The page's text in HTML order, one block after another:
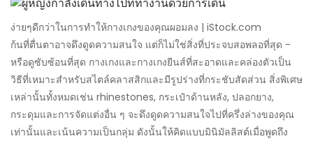
ง่ายๆดีกว่าในการทำให้กางเกงของคุณผอมลง | iStock.com
ก้นที่ตื่นตาอาจดึงดูดความสนใจ แต่ก็ไม่ใช่สิ่งที่ประจบสอพลอที่สุด -
หรือดูซับซ้อนที่สุด กางเกงและกางเกงยีนส์ที่สะอาดและคล่องตัวเป็น
วิธีที่เหมาะสำหรับสไตล์คลาสสิกและมีรูปร่างที่กระชับสัดส่วน สิ่งพิเศษ
เหล่านั้นทั้งหมดเช่น rhinestones, กระเป๋าด้านหลัง, ปลอกยาง,
กระดุมและการจัดแต่งอื่น ๆ จะดึงดูดความสนใจไปที่ครึ่งล่างของคุณ
เท่านั้นและเน้นความเป็นกลุ่ม ดังนั้นให้คิดแบบมินิมัลลิสต์เมื่อพูดถึง